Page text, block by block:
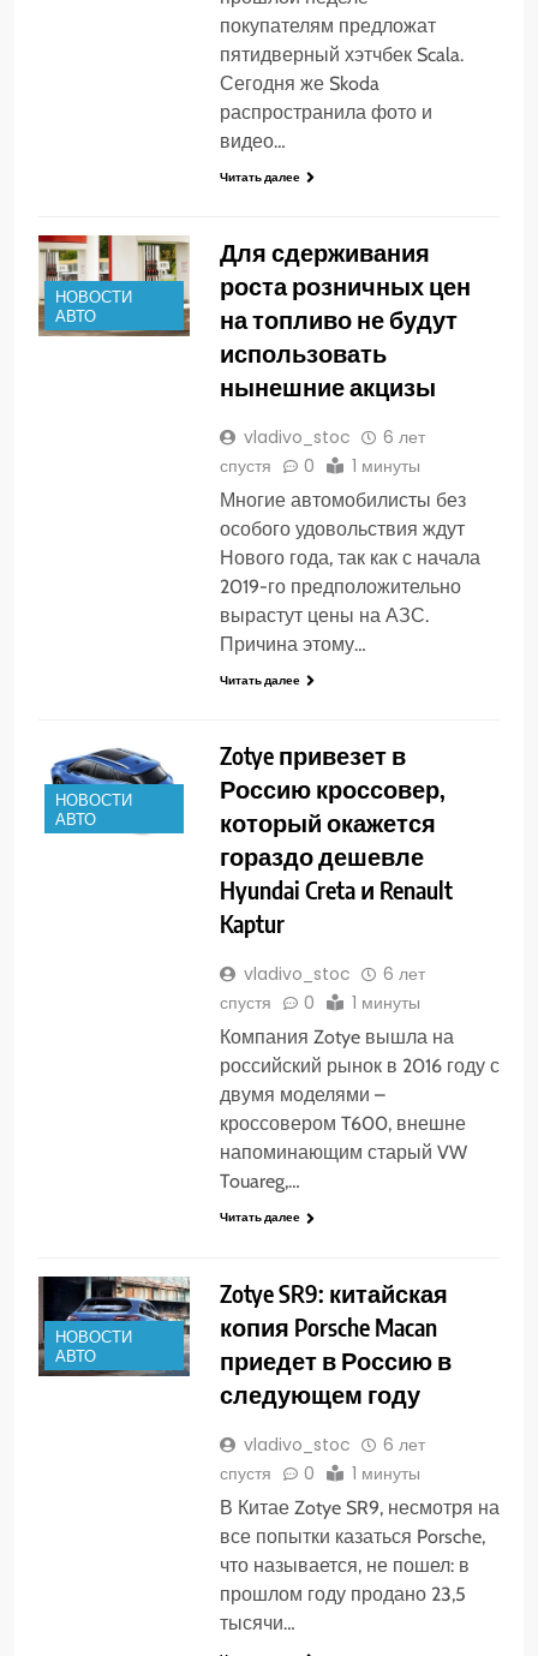
покупателям предложат
пятидверный хэтчбек Scala.
Сегодня же Skoda
распространила фото и
видео…
Читать далее
НОВОСТИ
АВТО
Для сдерживания
роста розничных цен
на топливо не будут
использовать
нынешние акцизы
vladivo_stoc
6 лет
спустя
0 1 минуты
Многие автомобилисты без
особого удовольствия ждут
Нового года, так как с начала
2019-го предположительно
вырастут цены на АЗС.
Причина этому…
Читать далее
НОВОСТИ
АВТО
Zotye привезет в
Россию кроссовер,
который окажется
гораздо дешевле
Hyundai Creta и Renault
Kaptur
vladivo_stoc
6 лет
спустя
0 1 минуты
Компания Zotye вышла на
российский рынок в 2016 году с
двумя моделями –
кроссовером T600, внешне
напоминающим старый VW
Touareg,…
Читать далее
НОВОСТИ
АВТО
Zotye SR9: китайская
копия Porsche Macan
приедет в Россию в
следующем году
vladivo_stoc
6 лет
спустя
0 1 минуты
В Китае Zotye SR9, несмотря на
все попытки казаться Porsche,
что называется, не пошел: в
прошлом году продано 23,5
тысячи…